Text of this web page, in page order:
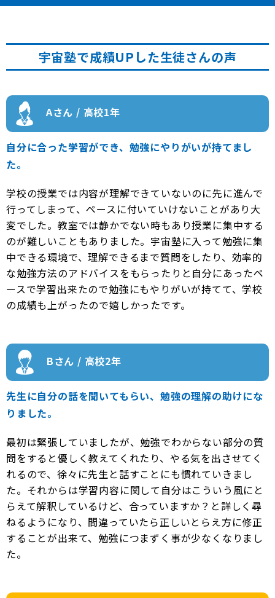
宇宙塾で成績UPした生徒さんの声
Aさん / 高校1年
自分に合った学習ができ、勉強にやりがいが持てまし
た。
学校の授業では内容が理解できていないのに先に進んで
行ってしまって、ペースに付いていけないことがあり大
変でした。教室では静かでない時もあり授業に集中する
のが難しいこともありました。宇宙塾に入って勉強に集
中できる環境で、理解できるまで質問をしたり、効率的
な勉強方法のアドバイスをもらったりと自分にあったペ
ースで学習出来たので勉強にもやりがいが持てて、学校
の成績も上がったので嬉しかったです。
Bさん / 高校2年
先生に自分の話を聞いてもらい、勉強の理解の助けにな
りました。
最初は緊張していましたが、勉強でわからない部分の質
問をすると優しく教えてくれたり、やる気を出させてく
れるので、徐々に先生と話すことにも慣れていきまし
た。それからは学習内容に関して自分はこういう風にと
らえて解釈しているけど、合っていますか？と詳しく尋
ねるようになり、間違っていたら正しいとらえ方に修正
することが出来て、勉強につまずく事が少なくなりまし
た。